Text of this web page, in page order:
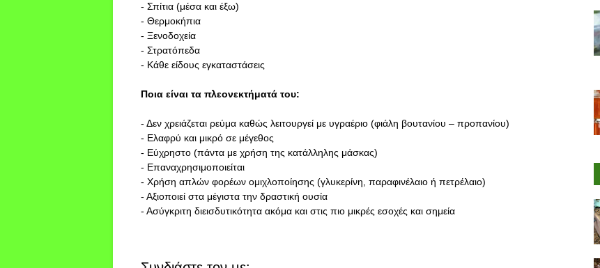
- Σπίτια (μέσα και έξω)
- Θερμοκήπια
- Ξενοδοχεία
- Στρατόπεδα
- Κάθε είδους εγκαταστάσεις
Ποια είναι τα πλεονεκτήματά του:
- Δεν χρειάζεται ρεύμα καθώς λειτουργεί με υγραέριο (φιάλη βουτανίου – προπανίου)
- Ελαφρύ και μικρό σε μέγεθος
- Εύχρηστο (πάντα με χρήση της κατάλληλης μάσκας)
- Επαναχρησιμοποιείται
- Χρήση απλών φορέων ομιχλοποίησης (γλυκερίνη, παραφινέλαιο ή πετρέλαιο)
- Αξιοποιεί στα μέγιστα την δραστική ουσία
- Ασύγκριτη διεισδυτικότητα ακόμα και στις πιο μικρές εσοχές και σημεία